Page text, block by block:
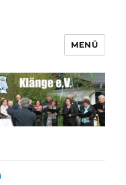
e.V.
MENÜ